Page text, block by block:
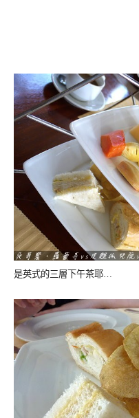
是英式的三層下午茶耶…